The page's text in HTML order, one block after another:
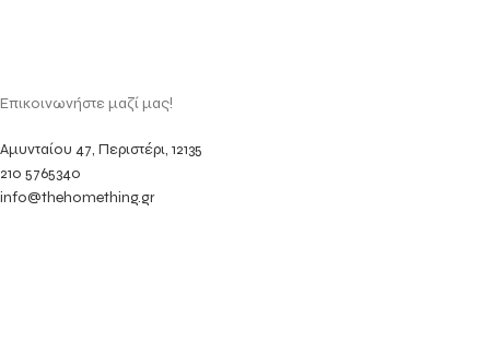
Επικοινωνήστε μαζί μας!
Αμυνταίου 47, Περιστέρι, 12135
210 5765340
info@thehomething.gr